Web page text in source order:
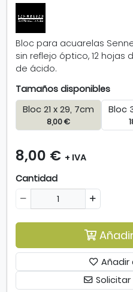
Bloc para acuarelas
sin reflejo óptico, 12 hojas
de ácido.
Tamaños disponibles
Bloc 21 x 29, 7cm
8,00 €
Bloc
8,00 € + IVA
Cantidad
Añadir